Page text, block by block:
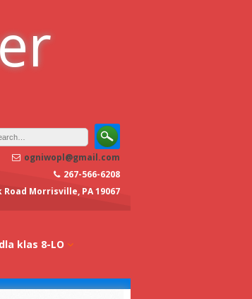
ogniwopl@gmail.com
267-566-6208
Road Morrisville, PA 19067
klas 8-LO